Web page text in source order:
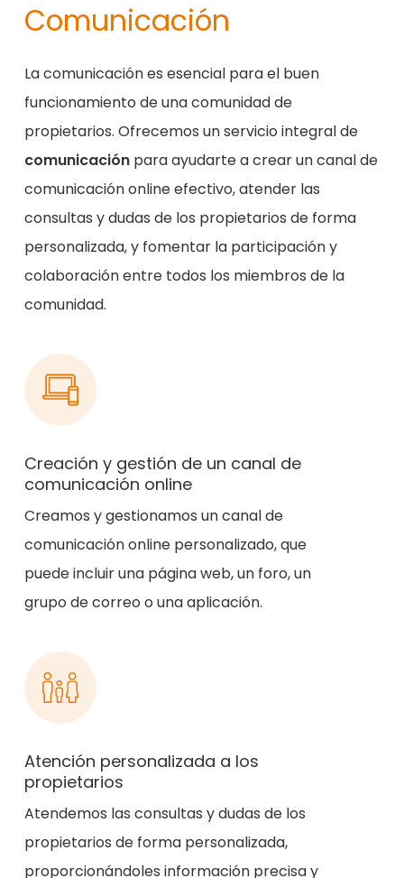
Comunicación
La comunicación es esencial para el buen
funcionamiento de una comunidad de
propietarios. Ofrecemos un servicio integral de
comunicación para ayudarte a crear un canal de
comunicación online efectivo, atender las
consultas y dudas de los propietarios de forma
personalizada, y fomentar la participación y
colaboración entre todos los miembros de la
comunidad.
Creación y gestión de un canal de
comunicación online
Creamos y gestionamos un canal de
comunicación online personalizado, que
puede incluir una página web, un foro, un
grupo de correo o una aplicación.
Atención personalizada a los
propietarios
Atendemos las consultas y dudas de los
propietarios de forma personalizada,
proporcionándoles información precisa y